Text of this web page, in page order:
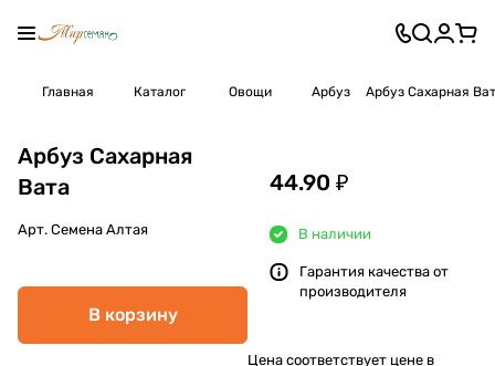
Главная Каталог Овощи Арбуз Арбуз Сахарная
Арбуз Сахарная
Вата
Арт. Семена Алтая
В корзину
44.90 ₽
В наличии
Гарантия качества от
производителя
Цена соответствует цене в